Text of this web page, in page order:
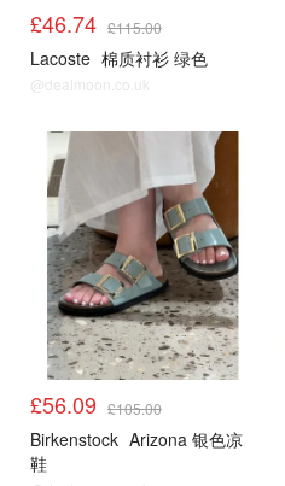
£46.74 £115.00
Lacoste 棉质衬衫 绿色
@dealmoon.co.uk
£56.09 £105.00
Birkenstock Arizona 银色凉
鞋